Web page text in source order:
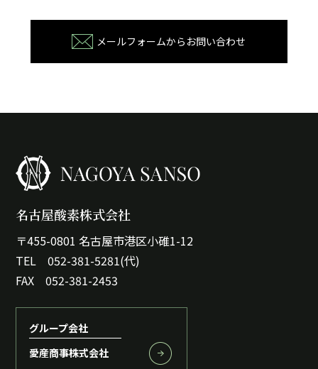
メールフォームからお問い合わせ
名古屋酸素株式会社
〒455-0801 名古屋市港区小碓1-12
TEL 052-381-5281(代)
FAX 052-381-2453
グループ会社
愛産商事株式会社